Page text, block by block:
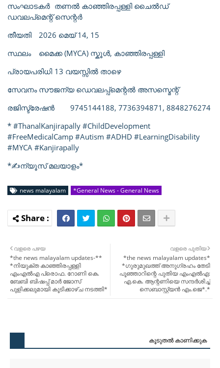
സംഘാടകർ തണൽ കാഞ്ഞിരപ്പള്ളി ചൈൽഡ്
ഡവലപ്മെന്റ് സെന്റർ
തീയതി
2026 മെയ് 14, 15
സ്ഥലം
മൈക്ക (MYCA) സ്കൂൾ, കാഞ്ഞിരപ്പള്ളി
പ്രായപരിധി 13 വയസ്സിൽ താഴെ
സേവനം സൗജന്യ ഡെവലപ്പ്മെന്റൽ അസസ്മെന്റ്
രജിസ്ട്രേഷൻ
9745144188, 7736394871, 8848276274
* #ThanalKanjirapally #ChildDevelopment
#FreeMedicalCamp #Autism #ADHD #LearningDisability
#MYCA #Kanjirapally
*✍️ന്യൂസ് മലയാളം*
news malayalam *General News - General News
വളരെ പുതിയ
*the news malayalam updates*
*ഗുരുമുഖത്ത് അനുഗ്രഹം തേടി
പൂഞ്ഞാറിന്റെ പുതിയ എംഎൽഎ:
എ.കെ. ആന്റണിയെ സന്ദർശിച്ച്
സെബാസ്റ്റ്യൻ എം.ജെ*.*
വളരെ പഴയ
*the news malayalam updates-**
*നിയുക്ത കാഞ്ഞിരപ്പള്ളി
എംഎൽഎ പ്രൊഫ. റോണി കെ.
ബേബി ബിഷപ്പ് മാർ ജോസ്
പുളിക്കലുമായി കൂടിക്കാഴ്ച നടത്തി*
കൂടുതൽ‍ കാണിക്കുക